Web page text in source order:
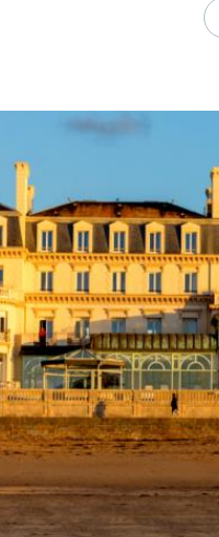
(où vécut l’écrivain